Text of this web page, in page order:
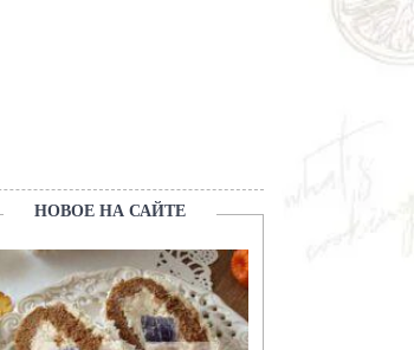
НОВОЕ НА САЙТЕ